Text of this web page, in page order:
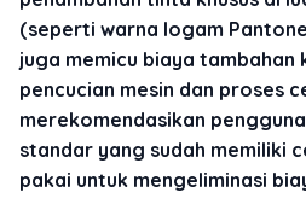
(seperti warna logam
juga memicu biaya tambahan
pencucian mesin dan proses
merekomendasikan
standar yang sudah memiliki
pakai untuk mengeliminasi